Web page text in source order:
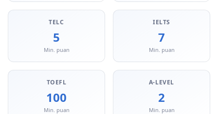
TELC
5
Min. puan
IELTS
7
Min. puan
TOEFL
100
Min. puan
A-LEVEL
2
Min. puan